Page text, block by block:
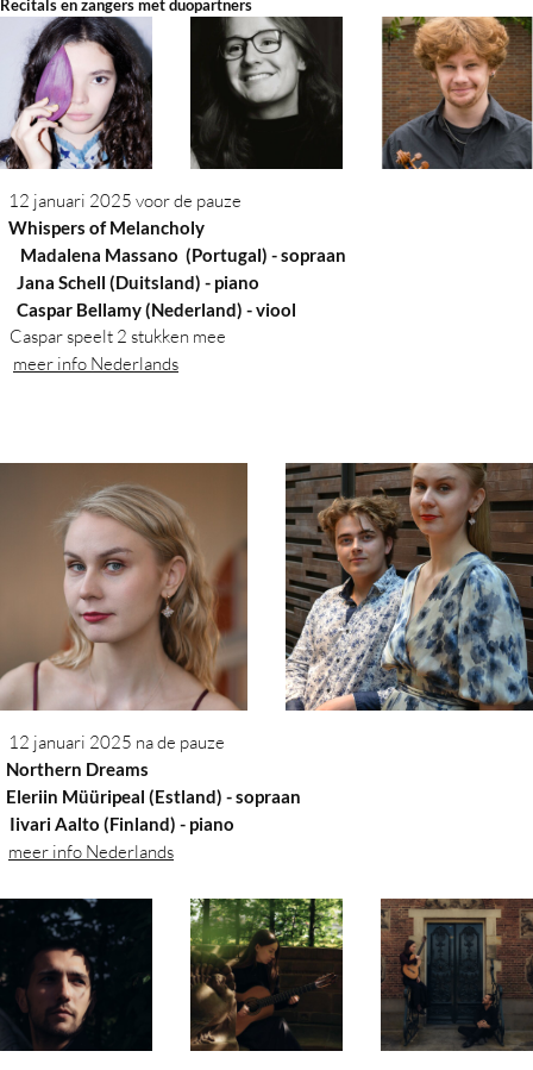
GenZ Voice Recitals
Stichting VoorUit
Contact
Recitals en zangers met duopartners
12 januari 2025 voor de pauze
Whispers of Melancholy
Madalena Massano (Portugal) - sopraan
Schell (Duitsland) - piano
Bellamy (Nederland) - viool
speelt 2 stukken mee
meer info Nederlands
12 januari 2025 na de pauze
Dreams
Müüripeal (Estland) - sopraan
Aalto (Finland) - piano
meer info Nederlands